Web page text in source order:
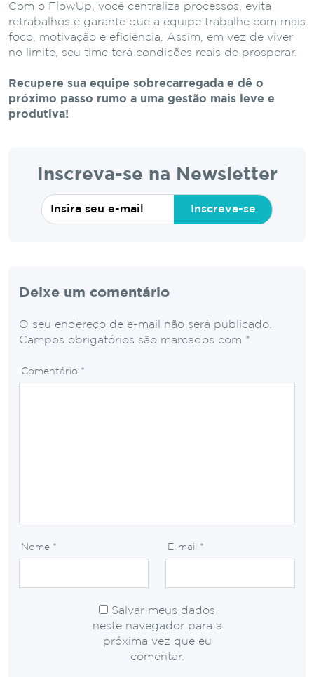
Com o FlowUp, você centraliza processos, evita
retrabalhos e garante que a equipe trabalhe com mais
foco, motivação e eficiência. Assim, em vez de viver
no limite, seu time terá condições reais de prosperar.
Recupere sua equipe sobrecarregada e dê o
próximo passo rumo a uma gestão mais leve e
produtiva!
Inscreva-se na Newsletter
Inscreva-se
Deixe um comentário
O seu endereço de e-mail não será publicado.
Campos obrigatórios são marcados com *
Comentário *
Nome * E-mail *
Salvar meus dados
neste navegador para a
próxima vez que eu
comentar.